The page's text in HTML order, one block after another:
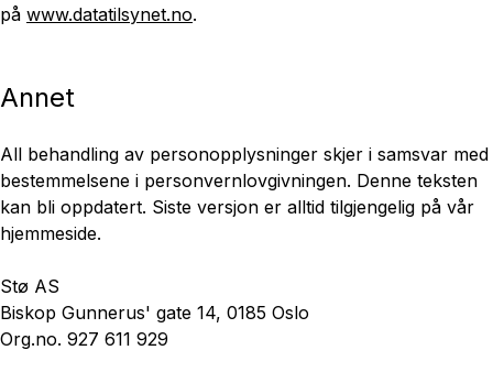
på www.datatilsynet.no.
Annet
All behandling av personopplysninger skjer i samsvar med
bestemmelsene i personvernlovgivningen. Denne teksten
kan bli oppdatert. Siste versjon er alltid tilgjengelig på vår
hjemmeside.
Stø AS
Biskop Gunnerus' gate 14, 0185 Oslo
Org.no. 927 611 929